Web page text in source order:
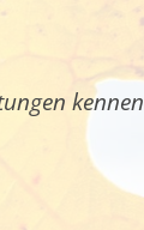
kennen